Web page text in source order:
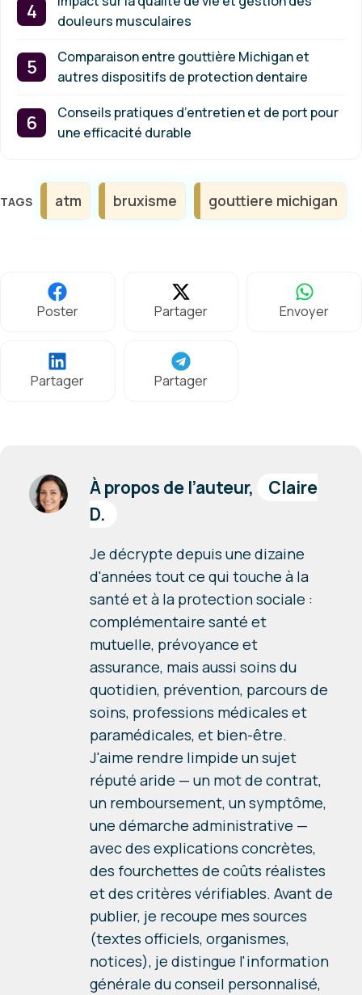
douleurs musculaires
Comparaison entre gouttière Michigan et
autres dispositifs de protection dentaire
Conseils pratiques d’entretien et de port pour
une efficacité durable
Étiquettes
atm bruxisme gouttiere michigan
Poster Partager Envoyer
Partager Partager
À propos de l’auteur,
Claire
D.
Je décrypte depuis une dizaine
d'années tout ce qui touche à la
santé et à la protection sociale :
complémentaire santé et
mutuelle, prévoyance et
assurance, mais aussi soins du
quotidien, prévention, parcours de
soins, professions médicales et
paramédicales, et bien-être.
J'aime rendre limpide un sujet
réputé aride — un mot de contrat,
un remboursement, un symptôme,
une démarche administrative —
avec des explications concrètes,
des fourchettes de coûts réalistes
et des critères vérifiables. Avant de
publier, je recoupe mes sources
(textes officiels, organismes,
notices), je distingue l'information
générale du conseil personnalisé,